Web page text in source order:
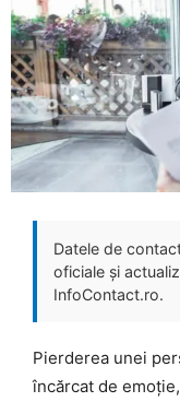
Datele de
oficiale și
InfoContact.ro.
Pierderea unei
încărcat de